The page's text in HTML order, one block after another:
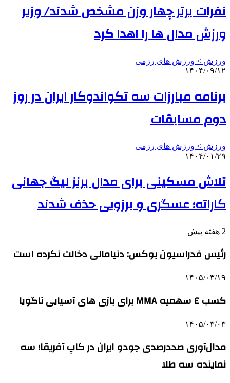
نفرات برتر چهار وزن مشخص شدند/ وزیر
ورزش مدال ها را اهدا کرد
ورزش > ورزش های رزمی
۱۴۰۴/۰۹/۱۲
برنامه مبارزات سه تکواندوکار ایران در روز
دوم مسابقات
ورزش > ورزش های رزمی
۱۴۰۴/۰۱/۲۹
تلاش مسکینی برای مدال برنز لیگ جهانی
کاراته؛ عسگری و برزویی حذف شدند
2 هفته پیش
رئیس فدراسیون بوکس: دنیامالی دخالت نکرده است
۱۴۰۵/۰۳/۱۹
کسب ٤ سهمیه MMA برای بازی های آسیایی ناگویا
۱۴۰۵/۰۳/۰۳
مدال‌آوری صددرصدی جودو ایران در کاپ آفریقا؛ سه
نماینده سه طلا